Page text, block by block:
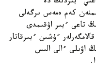
كەم ەمەس ىرگەلى
تاعى ءبىر اۋقىمدى
ءۇشىن ءبىرقاتار
اۋىلى ءالى الىس